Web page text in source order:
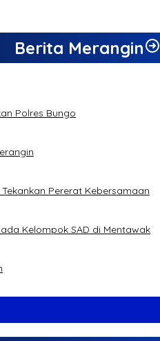
Berita Merangin
Polres Bungo
Pererat Kebersamaan
Kelompok SAD di Mentawak